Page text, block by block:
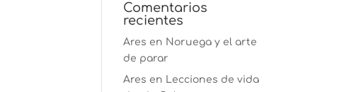
Comentarios
recientes
Ares en Noruega y el arte
de parar
Ares en Lecciones de vida